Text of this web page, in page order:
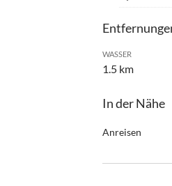
WASSER
1.5 km
In der Nähe
Anreisen